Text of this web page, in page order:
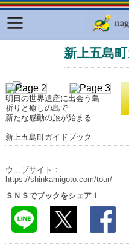
新上五島
明日の世界遺産に出会う島
祈りと癒しの島で
新たな感動の旅が始まる
新上五島町ガイドブック
ウェブサイト：
https://shinkamigoto.com/tour/
ＳＮＳでブックをシェア！
Facebook
ふくいろキラリプロジェクト
ラリー（TOKYO Brochures）
復興応援企画
はじめてご利用される方へ
コンテンツ
広報誌ナビ
明治日本の産業革命遺産
長崎と天草地方の潜伏キリ
関連遺産